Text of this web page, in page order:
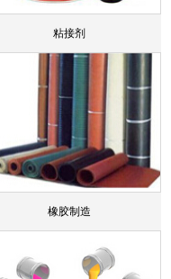
粘接剂
橡胶制造